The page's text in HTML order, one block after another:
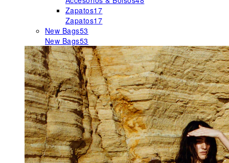
Zapatos17
Zapatos17
New Bags53
New Bags53